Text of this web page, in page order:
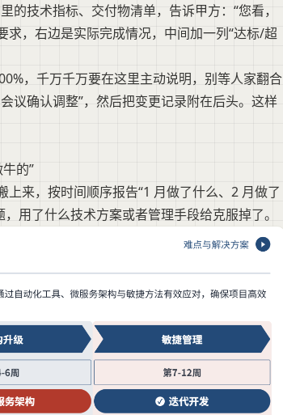
技术指标、交付物清单，告诉甲方：“您看，
求，右边是实际完成情况，中间加一列“达标/超
，千万千万要在这里主动说明，别等人家翻合
议确认调整”，然后把变更记录附在后头。这样
的”
来，按时间顺序报告“1 月做了什么、2 月做了
用了什么技术方案或者管理手段给克服掉了。